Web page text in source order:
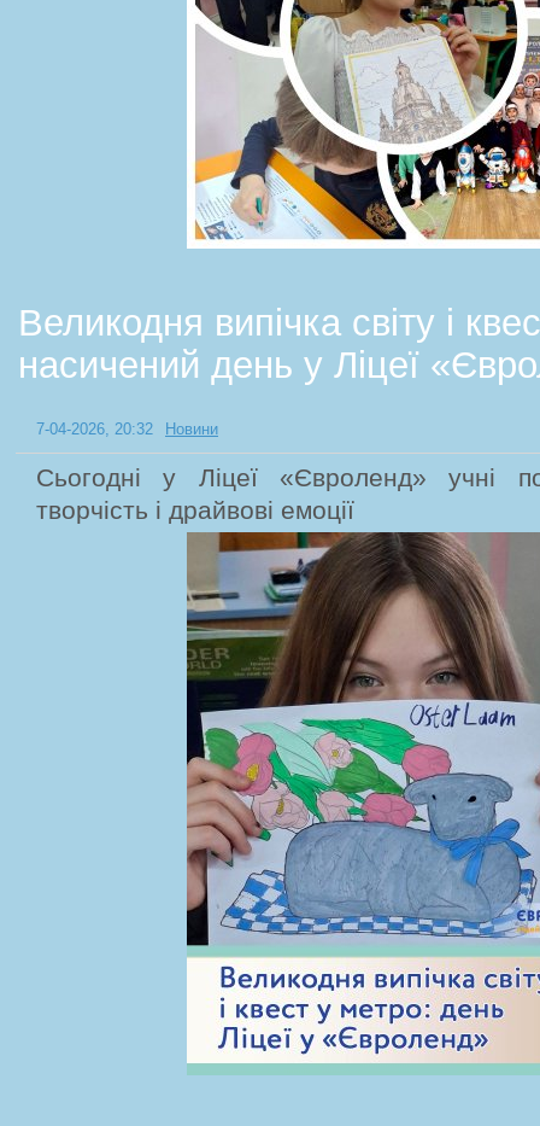
Великодня випічка світу і
насичений день у Ліцеї
7-04-2026, 20:32 Новини
Сьогодні у Ліцеї «Євроленд» учні
творчість і драйвові емоції